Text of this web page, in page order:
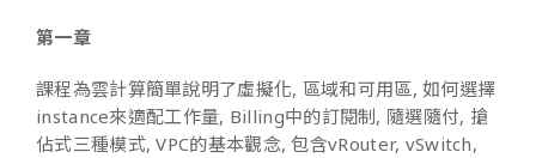
第一章
課程為雲計算簡單說明了虛擬化, 區域和可用區, 如何選擇
instance來適配工作量, Billing中的訂閱制, 隨選隨付, 搶
佔式三種模式, VPC的基本觀念, 包含vRouter, vSwitch,